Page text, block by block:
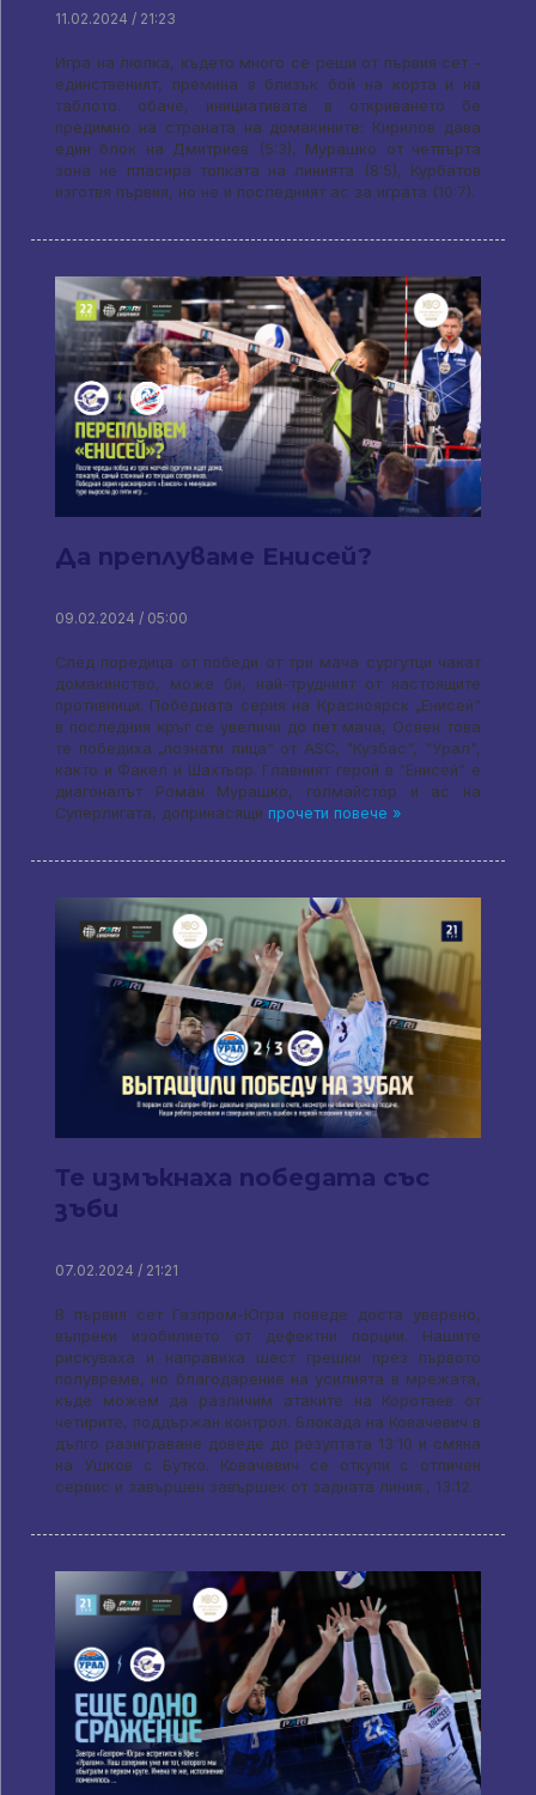
11.02.2024 / 21:23
Игра на люлка, където много се реши от първия сет -
единственият, премина в близък бой на корта и на
таблото. обаче, инициативата в откриването бе
предимно на страната на домакините: Кирилов дава
един блок на Дмитриев (5:3), Мурашко от четвърта
зона не пласира топката на линията (8:5), Курбатов
изготвя първия, но не и последният ас за играта (10:7).
Да преплуваме Енисей?
09.02.2024 / 05:00
След поредица от победи от три мача сургутци чакат
домакинство, може би, най-трудният от настоящите
противници. Победната серия на Красноярск „Енисей“
в последния кръг се увеличи до пет мача, Освен това
те победиха „познати лица“ от ASC, "Кузбас", "Урал",
както и Факел и Шахтьор. Главният герой в "Енисей" е
диагоналът Роман Мурашко, голмайстор и ас на
Суперлигата, допринасящи прочети повече »
Те измъкнаха победата със
зъби
07.02.2024 / 21:21
В първия сет Газпром-Югра поведе доста уверено,
въпреки изобилието от дефектни порции. Нашите
рискуваха и направиха шест грешки през първото
полувреме, но благодарение на усилията в мрежата,
къде можем да различим атаките на Коротаев от
четирите, поддържан контрол. Блокада на Ковачевич в
дълго разиграване доведе до резултата 13:10 и смяна
на Ушков с Бутко. Ковачевич се откупи с отличен
сервис и завършен завършек от задната линия., 13:12.